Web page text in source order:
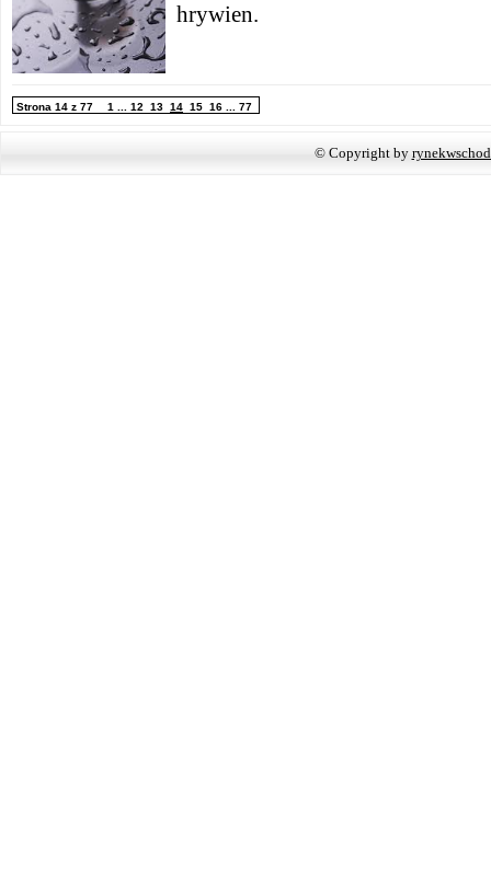
hrywien.
Strona 14 z 77 1 ... 12 13 14 15 16 ... 77
© Copyright by